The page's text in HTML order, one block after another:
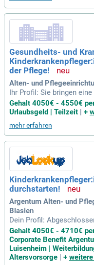
Gesundheits- und
der Pflege!
Alten- und
Ihr Profil: Sie bringen
zur Gesundheits- und
nd
enz im Arbeitsalltag,
isierte Arbeitsweise
Gehalt 4050€ - 4550€
Urlaubsgeld | Teilzeit | +
mehr erfahren
durchstarten!
Argentum Alten- und
Blasien
Dein Profil:
fleger:in; Empathie und
ür Dich im Mittelpunkt
on ist entscheidend –
Gehalt 4050€ - 4710€
Corporate Benefit
Luisenheim |
Altersvorsorge
+